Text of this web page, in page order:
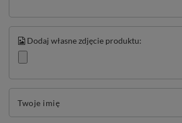
Dodaj własne zdjęcie produktu:
Twoje imię